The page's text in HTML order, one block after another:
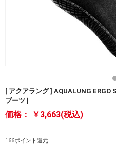
[ アクアラング ] AQUALUNG
ブーツ ]
価格： ￥3,663(税込)
166ポイント還元